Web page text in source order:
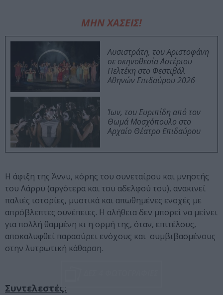
ΜΗΝ ΧΑΣΕΙΣ!
Λυσιστράτη, του Αριστοφάνη
σε σκηνοθεσία Αστέριου
Πελτέκη στο Φεστιβάλ
Αθηνών Επιδαύρου 2026
Ίων, του Ευριπίδη από τον
Θωμά Μοσχόπουλο στο
Αρχαίο Θέατρο Επιδαύρου
Η άφιξη της Άννυ, κόρης του συνεταίρου και μνηστής
του Λάρρυ (αργότερα και του αδελφού του), ανακινεί
παλιές ιστορίες, μυστικά και απωθημένες ενοχές με
απρόβλεπτες συνέπειες. Η αλήθεια δεν μπορεί να μείνει
για πολλή θαμμένη κι η ορμή της, όταν, επιτέλους,
αποκαλυφθεί παρασύρει ενόχους και συμβιβασμένους
στην λυτρωτική κάθαρση.
Συντελεστές: